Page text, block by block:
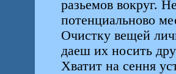
разьемов вокруг.
потенциальново
Очистку вещей
даеш их носить
Хватит на сення